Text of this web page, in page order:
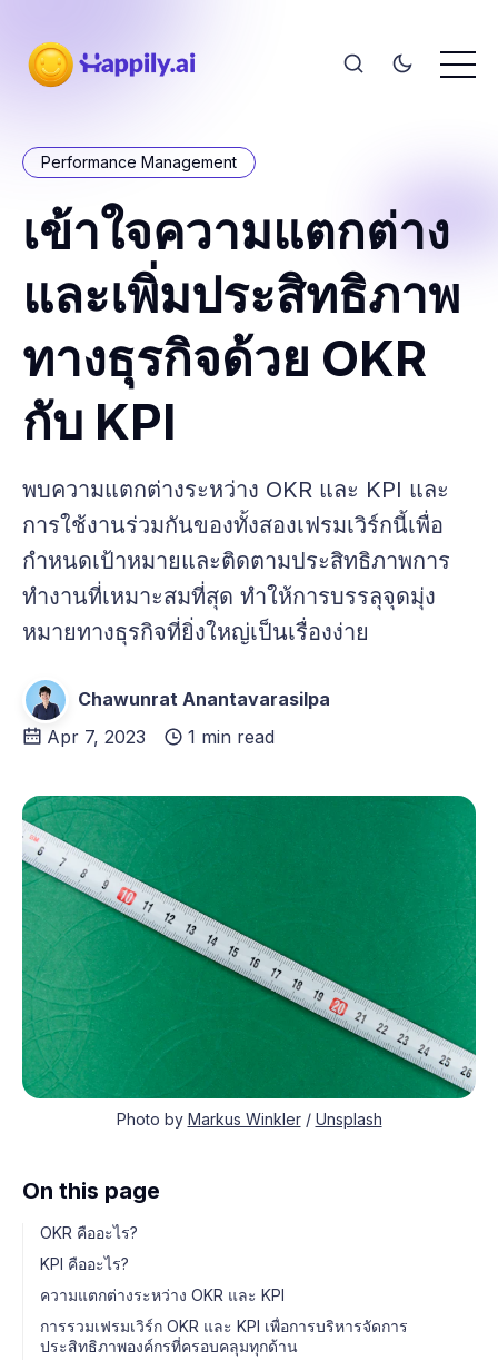
Performance Management
เข้าใจความแตกต่าง
และเพิ่มประสิทธิภาพ
ทางธุรกิจด้วย OKR
กับ KPI
พบความแตกต่างระหว่าง OKR และ KPI และ
การใช้งานร่วมกันของทั้งสองเฟรมเวิร์กนี้เพื่อ
กำหนดเป้าหมายและติดตามประสิทธิภาพการ
ทำงานที่เหมาะสมที่สุด ทำให้การบรรลุจุดมุ่ง
หมายทางธุรกิจที่ยิ่งใหญ่เป็นเรื่องง่าย
Chawunrat Anantavarasilpa
Apr 7, 2023
1 min read
Photo by Markus Winkler/ Unsplash
On this page
OKR คืออะไร?
KPI คืออะไร?
ความแตกต่างระหว่าง OKR และ KPI
การรวมเฟรมเวิร์ก OKR และ KPI เพื่อการบริหารจัดการ
ประสิทธิภาพองค์กรที่ครอบคลุมทุกด้าน